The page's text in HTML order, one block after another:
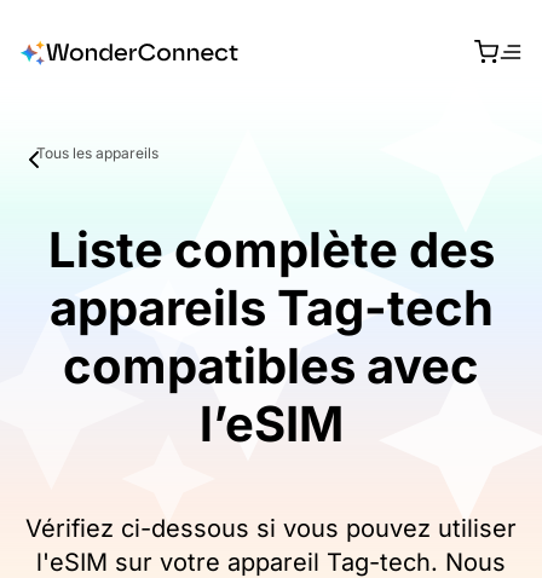
Tous les appareils
Liste complète des
appareils Tag-tech
compatibles avec
l’eSIM
Vérifiez ci-dessous si vous pouvez utiliser
l'eSIM sur votre appareil Tag-tech. Nous